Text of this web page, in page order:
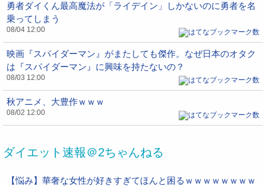
勇者ダイくん最高魔法が「ライデイン」しかないのに勇者を名
乗ってしまう
08/04 12:00
映画『スパイダーマン』がまたしても傑作。なぜ日本のオタク
は『スパイダーマン』に興味を持たないの？
08/03 12:00
秋アニメ、大豊作ｗｗｗ
08/02 12:00
ダイエット速報＠2ちゃんねる
【悩み】華奢な女性が好きすぎてほんと困るｗｗｗｗｗｗｗｗ